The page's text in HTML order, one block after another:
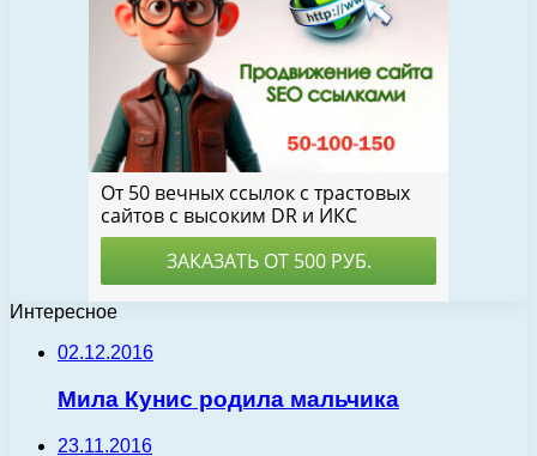
Интересное
02.12.2016
Мила Кунис родила мальчика
23.11.2016